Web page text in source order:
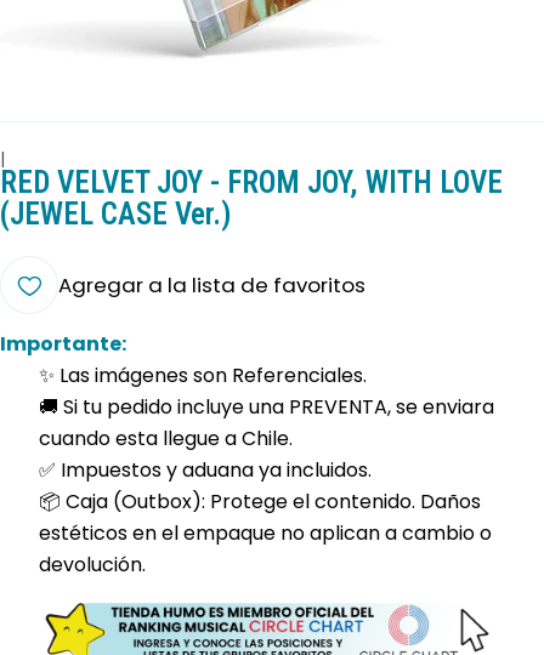
|
RED VELVET JOY - FROM JOY, WITH LOVE
(JEWEL CASE Ver.)
Agregar a la lista de favoritos
Importante:
✨ Las imágenes son Referenciales.
🚚 Si tu pedido incluye una PREVENTA, se enviara
cuando esta llegue a Chile.
✅ Impuestos y aduana ya incluidos.
📦 Caja (Outbox): Protege el contenido. Daños
estéticos en el empaque no aplican a cambio o
devolución.